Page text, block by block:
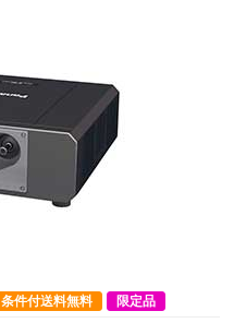
条件付送料無料 限定品